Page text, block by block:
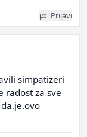
Prijavi
simpatizeri
radost za sve